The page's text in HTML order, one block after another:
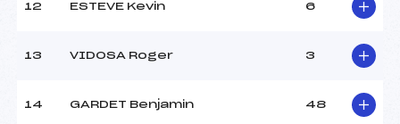
Ouvreurs A :
12 ESTEVE Kevin 6
13 VIDOSA Roger 3
14 GARDET Benjamin 48